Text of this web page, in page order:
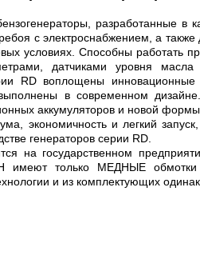
разработанные в
с электроснабжением, а
условиях. Способны работать
датчиками уровня
RD воплощены
в современном
аккумуляторов и новой
экономичность и легкий
генераторов серии RD.
на государственном
имеют только МЕДНЫЕ обмотки
и из комплектующих